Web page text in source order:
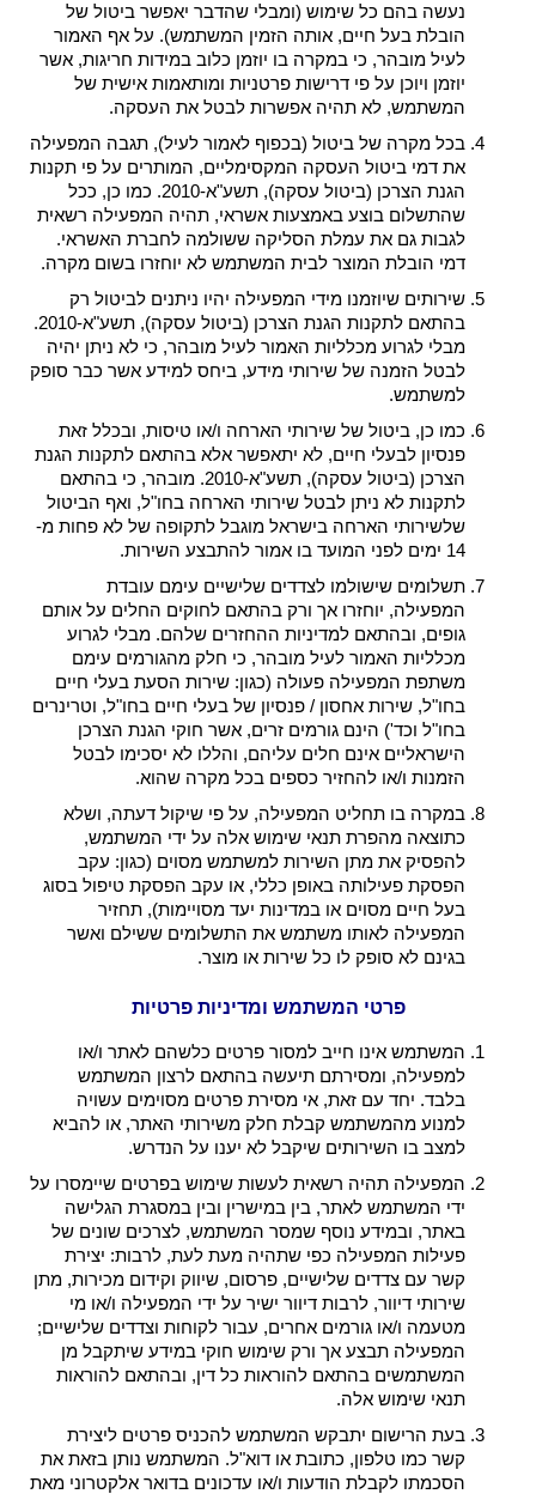
נעשה בהם כל שימוש (ומבלי שהדבר יאפשר ביטול של
הובלת בעל חיים, אותה הזמין המשתמש). על אף האמור
לעיל מובהר, כי במקרה בו יוזמן כלוב במידות חריגות, אשר
יוזמן ויוכן על פי דרישות פרטניות ומותאמות אישית של
המשתמש, לא תהיה אפשרות לבטל את העסקה.
בכל מקרה של ביטול (בכפוף לאמור לעיל), תגבה המפעילה
את דמי ביטול העסקה המקסימליים, המותרים על פי תקנות
הגנת הצרכן (ביטול עסקה), תשע"א-2010. כמו כן, ככל
שהתשלום בוצע באמצעות אשראי, תהיה המפעילה רשאית
לגבות גם את עמלת הסליקה ששולמה לחברת האשראי.
דמי הובלת המוצר לבית המשתמש לא יוחזרו בשום מקרה.
שירותים שיוזמנו מידי המפעילה יהיו ניתנים לביטול רק
בהתאם לתקנות הגנת הצרכן (ביטול עסקה), תשע"א-2010.
מבלי לגרוע מכלליות האמור לעיל מובהר, כי לא ניתן יהיה
לבטל הזמנה של שירותי מידע, ביחס למידע אשר כבר סופק
למשתמש.
כמו כן, ביטול של שירותי הארחה ו/או טיסות, ובכלל זאת
פנסיון לבעלי חיים, לא יתאפשר אלא בהתאם לתקנות הגנת
הצרכן (ביטול עסקה), תשע"א-2010. מובהר, כי בהתאם
לתקנות לא ניתן לבטל שירותי הארחה בחו"ל, ואף הביטול
שלשירותי הארחה בישראל מוגבל לתקופה של לא פחות מ-
14 ימים לפני המועד בו אמור להתבצע השירות.
תשלומים שישולמו לצדדים שלישיים עימם עובדת
המפעילה, יוחזרו אך ורק בהתאם לחוקים החלים על אותם
גופים, ובהתאם למדיניות ההחזרים שלהם. מבלי לגרוע
מכלליות האמור לעיל מובהר, כי חלק מהגורמים עימם
משתפת המפעילה פעולה (כגון: שירות הסעת בעלי חיים
בחו"ל, שירות אחסון / פנסיון של בעלי חיים בחו"ל, וטרינרים
בחו"ל וכד') הינם גורמים זרים, אשר חוקי הגנת הצרכן
הישראליים אינם חלים עליהם, והללו לא יסכימו לבטל
הזמנות ו/או להחזיר כספים בכל מקרה שהוא.
במקרה בו תחליט המפעילה, על פי שיקול דעתה, ושלא
כתוצאה מהפרת תנאי שימוש אלה על ידי המשתמש,
להפסיק את מתן השירות למשתמש מסוים (כגון: עקב
הפסקת פעילותה באופן כללי, או עקב הפסקת טיפול בסוג
בעל חיים מסוים או במדינות יעד מסויימות), תחזיר
המפעילה לאותו משתמש את התשלומים ששילם ואשר
בגינם לא סופק לו כל שירות או מוצר.
פרטי המשתמש ומדיניות פרטיות
המשתמש אינו חייב למסור פרטים כלשהם לאתר ו/או
למפעילה, ומסירתם תיעשה בהתאם לרצון המשתמש
בלבד. יחד עם זאת, אי מסירת פרטים מסוימים עשויה
למנוע מהמשתמש קבלת חלק משירותי האתר, או להביא
למצב בו השירותים שיקבל לא יענו על הנדרש.
המפעילה תהיה רשאית לעשות שימוש בפרטים שיימסרו על
ידי המשתמש לאתר, בין במישרין ובין במסגרת הגלישה
באתר, ובמידע נוסף שמסר המשתמש, לצרכים שונים של
פעילות המפעילה כפי שתהיה מעת לעת, לרבות: יצירת
קשר עם צדדים שלישיים, פרסום, שיווק וקידום מכירות, מתן
שירותי דיוור, לרבות דיוור ישיר על ידי המפעילה ו/או מי
מטעמה ו/או גורמים אחרים, עבור לקוחות וצדדים שלישיים;
המפעילה תבצע אך ורק שימוש חוקי במידע שיתקבל מן
המשתמשים בהתאם להוראות כל דין, ובהתאם להוראות
תנאי שימוש אלה.
בעת הרישום יתבקש המשתמש להכניס פרטים ליצירת
קשר כמו טלפון, כתובת או דוא"ל. המשתמש נותן בזאת את
הסכמתו לקבלת הודעות ו/או עדכונים בדואר אלקטרוני מאת